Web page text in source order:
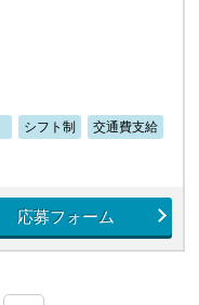
シフト制
交通費支給
応募フォーム